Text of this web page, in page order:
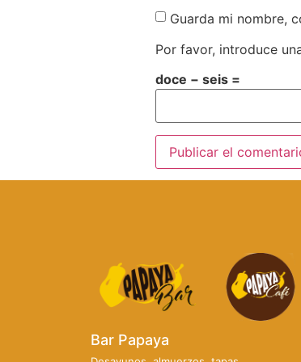
Guarda mi nombre,
Por favor, introduce
doce − seis =
Bar Papaya